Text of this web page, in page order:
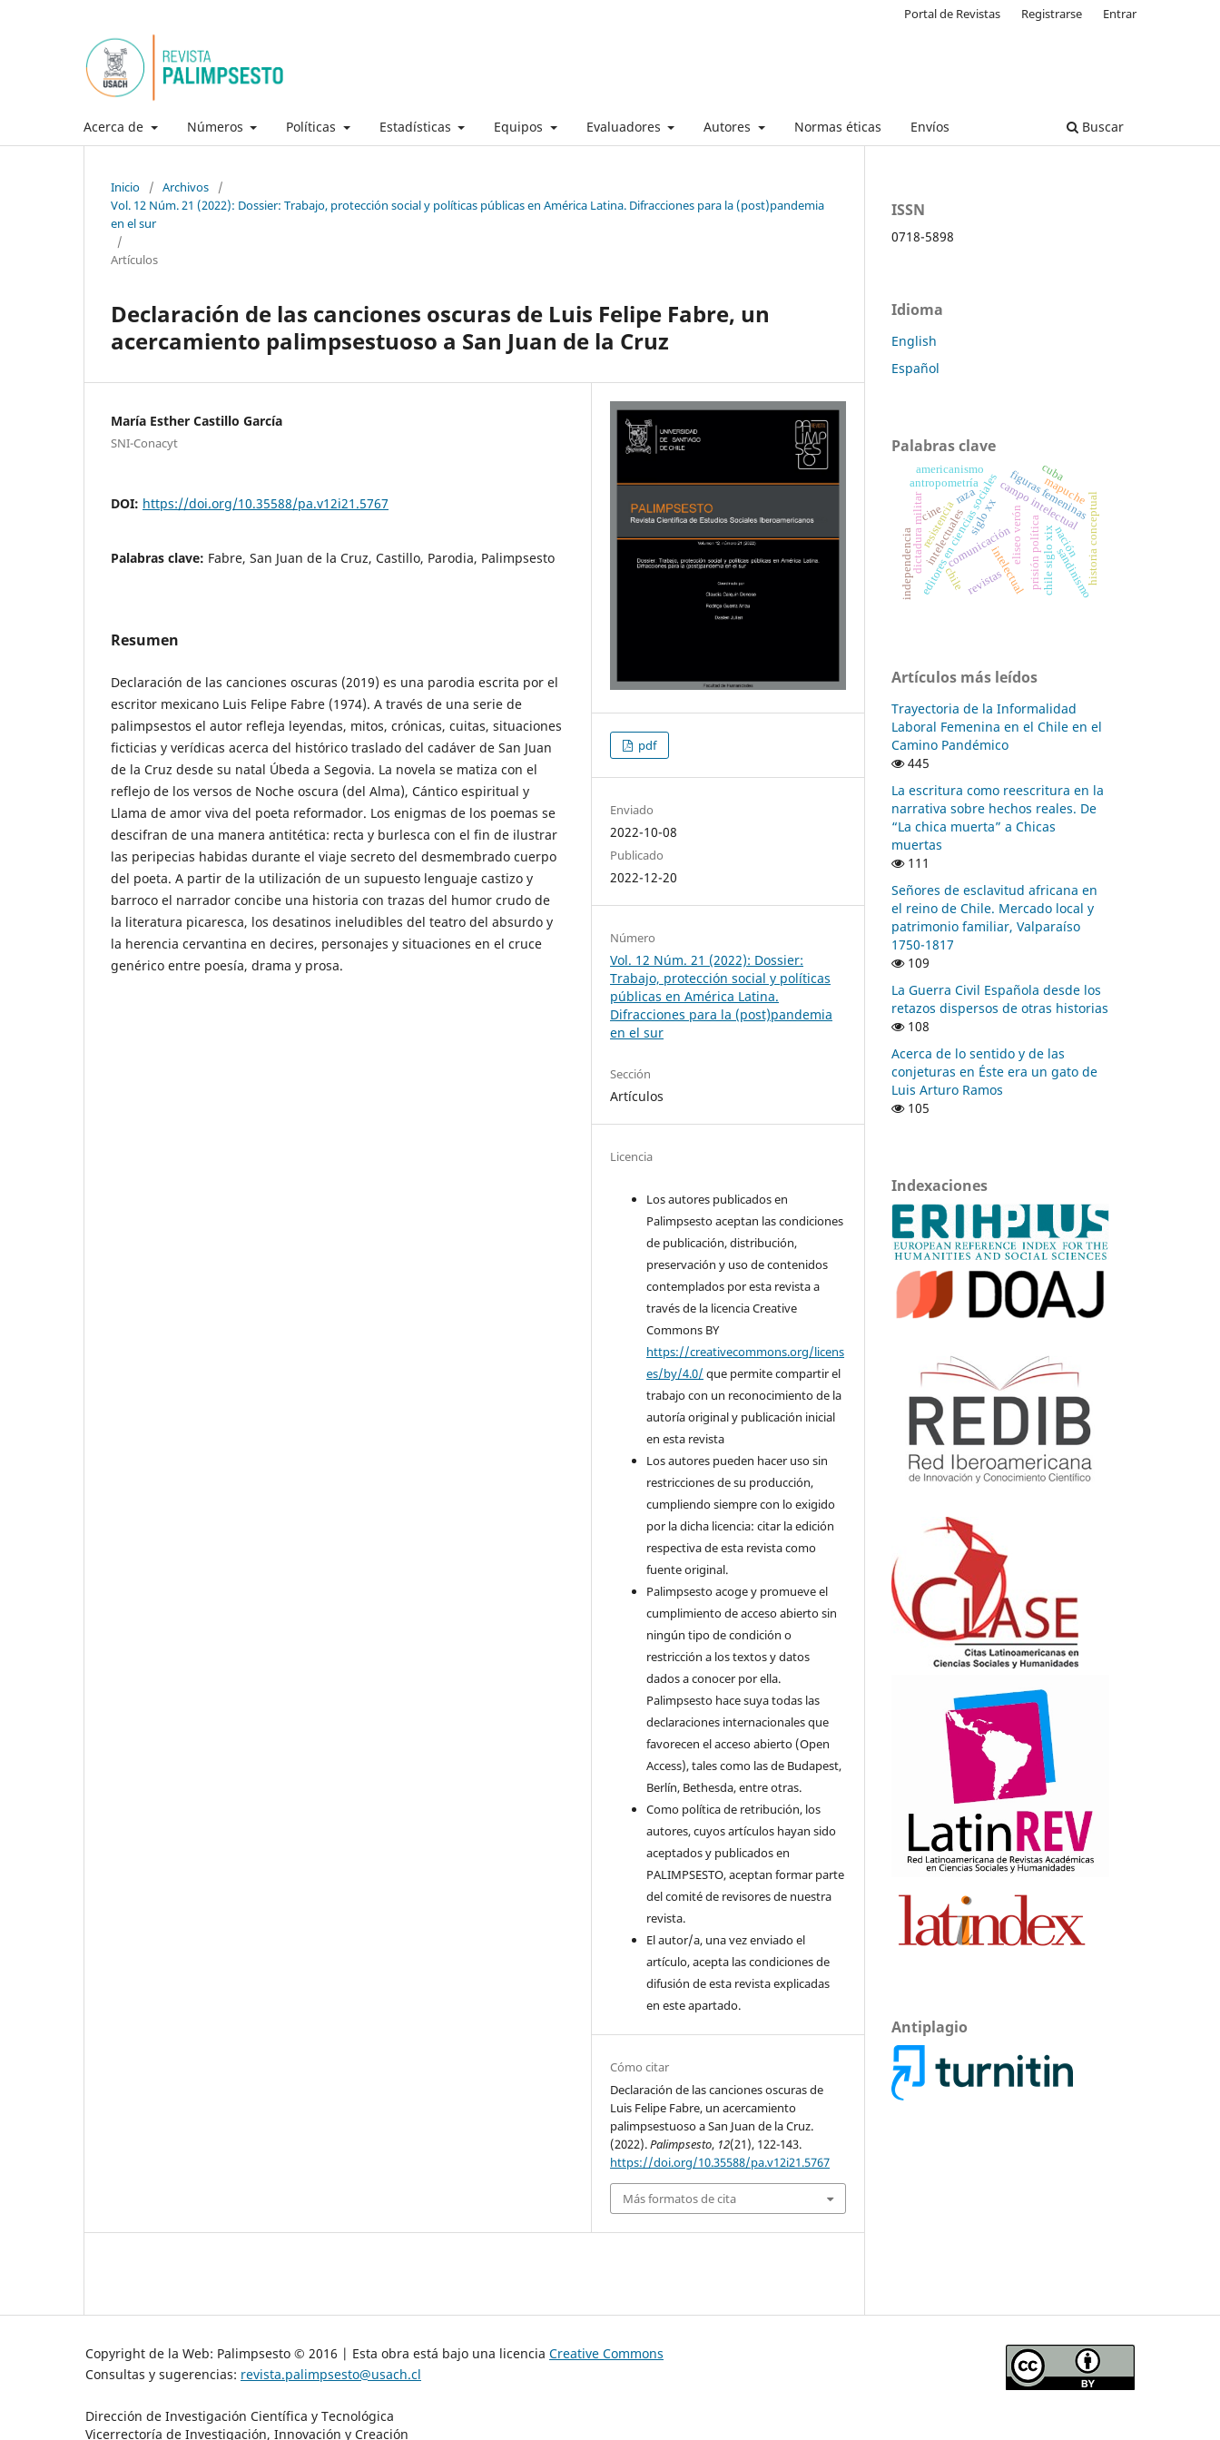
Acerca de Números Políticas Estadísticas Equipos Evaluadores Autores Normas éticas Envíos Buscar
Portal de Revistas Registrarse Entrar
Inicio / Archivos
/
Vol. 12 Núm. 21 (2022): Dossier: Trabajo, protección social y políticas públicas en América Latina. Difracciones para la (post)pandemia
en el sur
/
Artículos
Declaración de las canciones oscuras de Luis Felipe Fabre, un
acercamiento palimpsestuoso a San Juan de la Cruz
María Esther Castillo García
SNI-Conacyt
DOI: https://doi.org/10.35588/pa.v12i21.5767
Palabras clave: Fabre, San Juan de la Cruz, Castillo, Parodia, Palimpsesto
Resumen
Declaración de las canciones oscuras (2019) es una parodia escrita por el
escritor mexicano Luis Felipe Fabre (1974). A través de una serie de
palimpsestos el autor refleja leyendas, mitos, crónicas, cuitas, situaciones
ficticias y verídicas acerca del histórico traslado del cadáver de San Juan
de la Cruz desde su natal Úbeda a Segovia. La novela se matiza con el
reflejo de los versos de Noche oscura (del Alma), Cántico espiritual y
Llama de amor viva del poeta reformador. Los enigmas de los poemas se
descifran de una manera antitética: recta y burlesca con el fin de ilustrar
las peripecias habidas durante el viaje secreto del desmembrado cuerpo
del poeta. A partir de la utilización de un supuesto lenguaje castizo y
barroco el narrador concibe una historia con trazas del humor crudo de
la literatura picaresca, los desatinos ineludibles del teatro del absurdo y
la herencia cervantina en decires, personajes y situaciones en el cruce
genérico entre poesía, drama y prosa.
pdf
Enviado
2022-10-08
Publicado
2022-12-20
Número
Vol. 12 Núm. 21 (2022): Dossier:
Trabajo, protección social y políticas
públicas en América Latina.
Difracciones para la (post)pandemia
en el sur
Sección
Artículos
Licencia
Los autores publicados en
Palimpsesto aceptan las condiciones
de publicación, distribución,
preservación y uso de contenidos
contemplados por esta revista a
través de la licencia Creative
Commons BY
https://creativecommons.org/licens
es/by/4.0/ que permite compartir el
trabajo con un reconocimiento de la
autoría original y publicación inicial
en esta revista
Los autores pueden hacer uso sin
restricciones de su producción,
cumpliendo siempre con lo exigido
por la dicha licencia: citar la edición
respectiva de esta revista como
fuente original.
Palimpsesto acoge y promueve el
cumplimiento de acceso abierto sin
ningún tipo de condición o
restricción a los textos y datos
dados a conocer por ella.
Palimpsesto hace suya todas las
declaraciones internacionales que
favorecen el acceso abierto (Open
Access), tales como las de Budapest,
Berlín, Bethesda, entre otras.
Como política de retribución, los
autores, cuyos artículos hayan sido
aceptados y publicados en
PALIMPSESTO, aceptan formar parte
del comité de revisores de nuestra
revista.
El autor/a, una vez enviado el
artículo, acepta las condiciones de
difusión de esta revista explicadas
en este apartado.
Cómo citar
Declaración de las canciones oscuras de
Luis Felipe Fabre, un acercamiento
palimpsestuoso a San Juan de la Cruz.
(2022).Palimpsesto, 12(21), 122-143.
https://doi.org/10.35588/pa.v12i21.5767
Más formatos de cita
ISSN
0718-5898
Idioma
English
Español
Palabras clave
intelectuales
editores en ciencias sociales
comunicacióneliseo verón
intelectualprisión política
dictadura militarresistencia campo intelectual
figuras femeninas
chile siglo xix
siglo xx
chile
raza
antropometría mapuche
historia conceptual
revistas
nación
cuba
independencia
americanismo
sandinismo
cine
Artículos más leídos
Trayectoria de la Informalidad
Laboral Femenina en el Chile en el
Camino Pandémico
445
La escritura como reescritura en la
narrativa sobre hechos reales. De
“La chica muerta” a Chicas
muertas
111
Señores de esclavitud africana en
el reino de Chile. Mercado local y
patrimonio familiar, Valparaíso
1750-1817
109
La Guerra Civil Española desde los
retazos dispersos de otras historias
108
Acerca de lo sentido y de las
conjeturas en Éste era un gato de
Luis Arturo Ramos
105
Indexaciones
Antiplagio
Copyright de la Web: Palimpsesto © 2016 | Esta obra está bajo una licencia Creative Commons
Consultas y sugerencias: revista.palimpsesto@usach.cl
Dirección de Investigación Científica y Tecnológica
Vicerrectoría de Investigación, Innovación y Creación